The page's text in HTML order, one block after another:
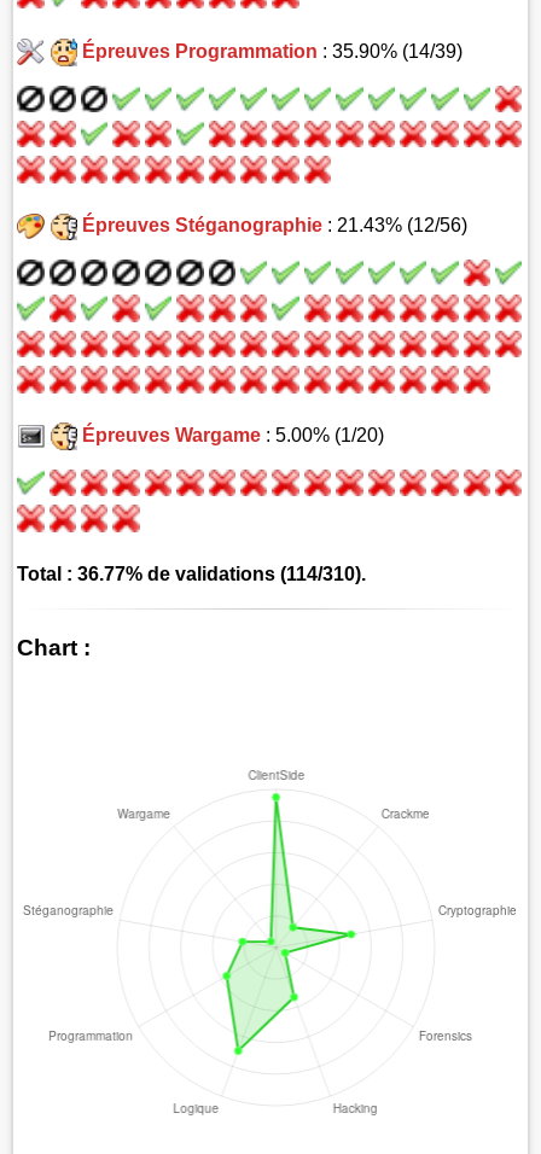
Épreuves Programmation : 35.90% (14/39)
Épreuves Stéganographie: 21.43% (12/56)
Épreuves Wargame: 5.00% (1/20)
Total : 36.77% de validations (114/310).
Chart :